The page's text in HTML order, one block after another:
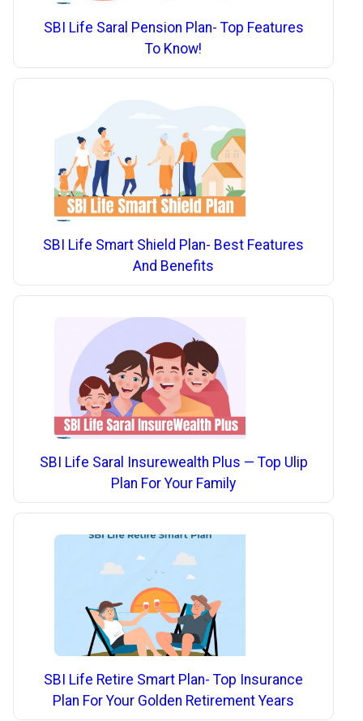
SBI Life Saral Pension Plan- Top Features
To Know!
SBI Life Smart Shield Plan- Best Features
And Benefits
SBI Life Saral Insurewealth Plus — Top Ulip
Plan For Your Family
SBI Life Retire Smart Plan- Top Insurance
Plan For Your Golden Retirement Years